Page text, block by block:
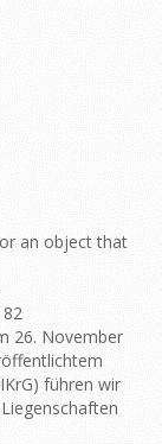
an object that
26. November
führen wir